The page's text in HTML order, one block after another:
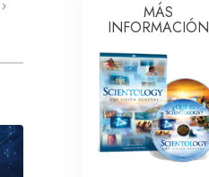
MÁS
INFORMACIÓN